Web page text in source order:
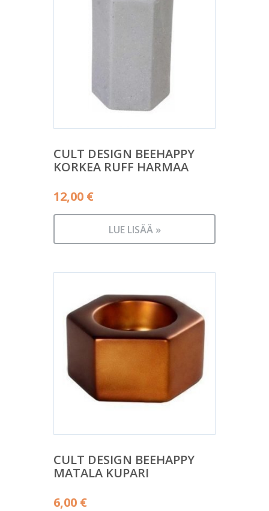
CULT DESIGN BEEHAPPY
KORKEA RUFF HARMAA
12,00 €
LUE LISÄÄ »
CULT DESIGN BEEHAPPY
MATALA KUPARI
6,00 €